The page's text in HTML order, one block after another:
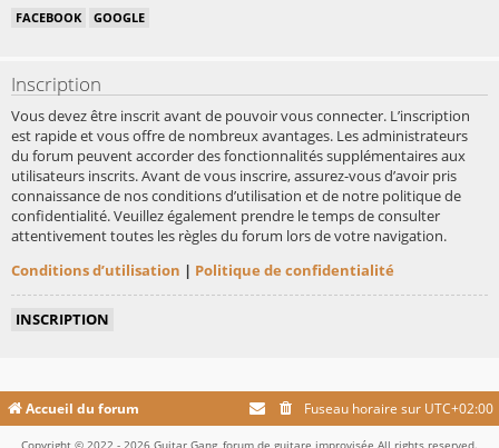
FACEBOOK GOOGLE
Inscription
Vous devez être inscrit avant de pouvoir vous connecter. L’inscription
est rapide et vous offre de nombreux avantages. Les administrateurs
du forum peuvent accorder des fonctionnalités supplémentaires aux
utilisateurs inscrits. Avant de vous inscrire, assurez-vous d’avoir pris
connaissance de nos conditions d’utilisation et de notre politique de
confidentialité. Veuillez également prendre le temps de consulter
attentivement toutes les règles du forum lors de votre navigation.
Conditions d’utilisation | Politique de confidentialité
INSCRIPTION
Accueil du forum Fuseau horaire sur UTC+02:00